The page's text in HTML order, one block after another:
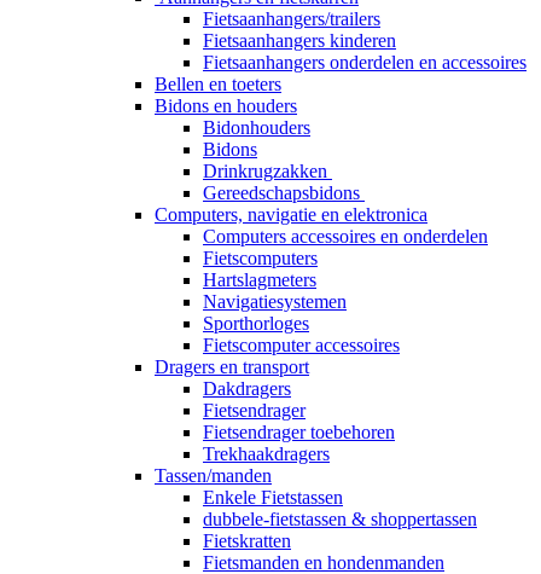
Fietsaanhangers/trailers
Fietsaanhangers kinderen
Fietsaanhangers onderdelen en accessoires
Bellen en toeters
Bidons en houders
Bidonhouders
Bidons
Drinkrugzakken
Gereedschapsbidons
Computers, navigatie en elektronica
Computers accessoires en onderdelen
Fietscomputers
Hartslagmeters
Navigatiesystemen
Sporthorloges
Fietscomputer accessoires
Dragers en transport
Dakdragers
Fietsendrager
Fietsendrager toebehoren
Trekhaakdragers
Tassen/manden
Enkele Fietstassen
dubbele-fietstassen & shoppertassen
Fietskratten
Fietsmanden en hondenmanden